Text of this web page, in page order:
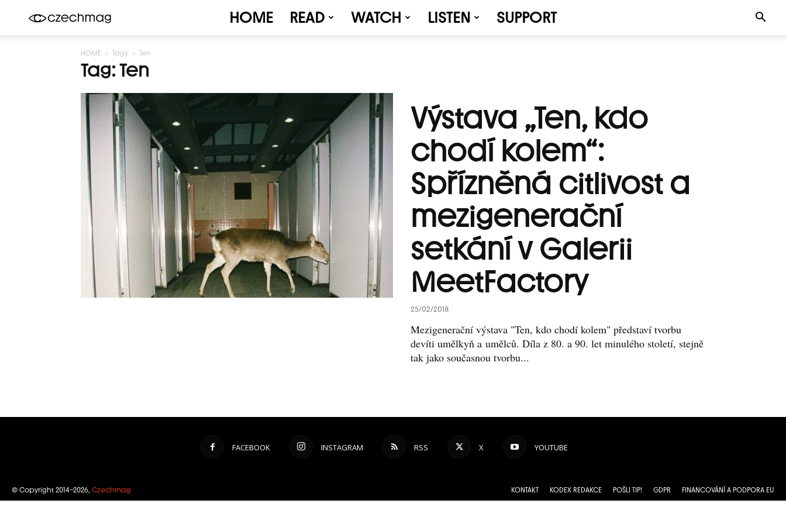
HOME READ WATCH LISTEN SUPPORT
HOME Tagy Ten
Tag: Ten
Výstava „Ten, kdo
chodí kolem“:
Spřízněná citlivost a
mezigenerační
setkání v Galerii
MeetFactory
25/02/2018
Mezigenerační výstava "Ten, kdo chodí kolem" představí tvorbu
devíti umělkyň a umělců. Díla z 80. a 90. let minulého století, stejně
tak jako současnou tvorbu...
FACEBOOK INSTAGRAM RSS X YOUTUBE
KONTAKT KODEX REDAKCE POŠLI TIP! GDPR FINANCOVÁNÍ A PODPORA EU
© Copyright 2014–2026, Czechmag